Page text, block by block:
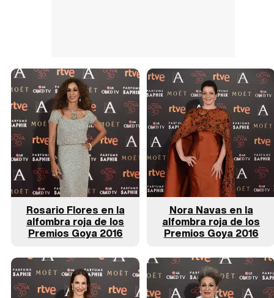
Rosario Flores en la
alfombra roja de los
Premios Goya 2016
Nora Navas en la
alfombra roja de los
Premios Goya 2016